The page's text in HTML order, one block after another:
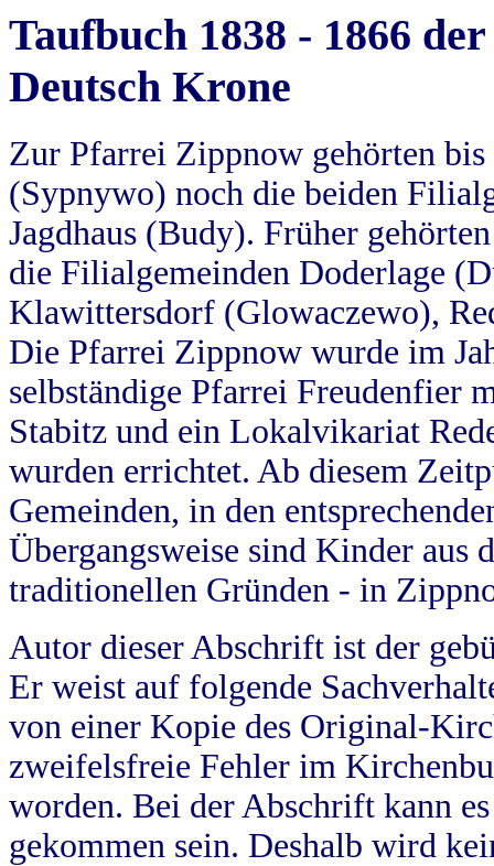
Taufbuch 1838 - 1866
Deutsch Krone
Zur Pfarrei Zippnow gehörten
(Sypnywo) noch die beiden
Jagdhaus (Budy). Früher
die Filialgemeinden Doderlage
Klawittersdorf (Glowaczewo),
Die Pfarrei Zippnow wurde im
selbständige Pfarrei Freudenfier
Stabitz und ein Lokalvikariat
wurden errichtet. Ab diesem
Gemeinden, in den
Übergangsweise sind Kinder aus
traditionellen Gründen - in
Autor dieser Abschrift ist der
Er weist auf folgende
von einer Kopie des Original-
zweifelsfreie Fehler im
worden. Bei der Abschrift kann
gekommen sein. Deshalb wird